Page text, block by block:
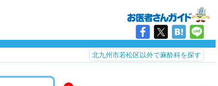
北九州市若松区以外で麻酔科を探す